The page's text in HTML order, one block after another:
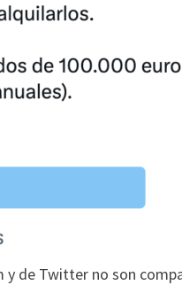
de Twitter no son